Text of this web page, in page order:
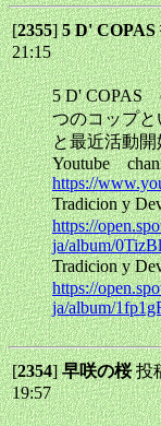
[2355]5 D' COPAS
21:15
5 D' COPAS
つのコップ
と最近活動
Youtube
https://
Tradicion y
https://
ja/album/
Tradicion y
https://
ja/album/
[2354]早咲の桜投
19:57